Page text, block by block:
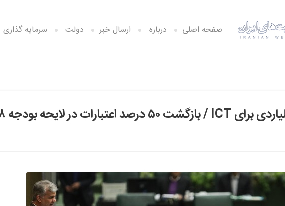
صفحه اصلی درباره ارسال خبر دولت سرمایه گذاری